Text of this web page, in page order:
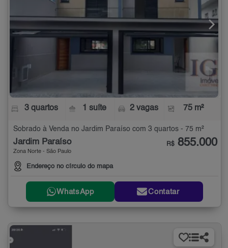
3 quartos 1 suíte 2 vagas 75 m²
Sobrado à Venda no Jardim Paraíso com 3 quartos - 75 m²
Jardim Paraíso
Zona Norte - São Paulo
Endereço no círculo do mapa
R$ 855.000
WhatsApp Contatar